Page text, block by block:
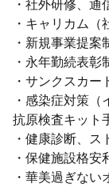
・社外研修、通
・キャリカム（
・新規事業提案
・永年勤続表彰
・サンクスカー
・感染症対策（
抗原検査キット
・健康診断、ス
・保健施設格安
・華美過ぎな